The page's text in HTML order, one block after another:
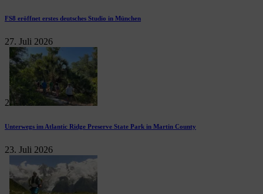
FS8 eröffnet erstes deutsches Studio in München
27. Juli 2026
2
Unterwegs im Atlantic Ridge Preserve State Park in Martin County
23. Juli 2026